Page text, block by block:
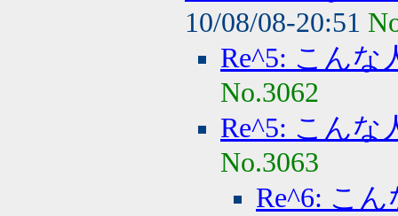
10/08/08-20:51
Re^5: こんな
No.3062
Re^5: こんな
No.3063
Re^6: こ